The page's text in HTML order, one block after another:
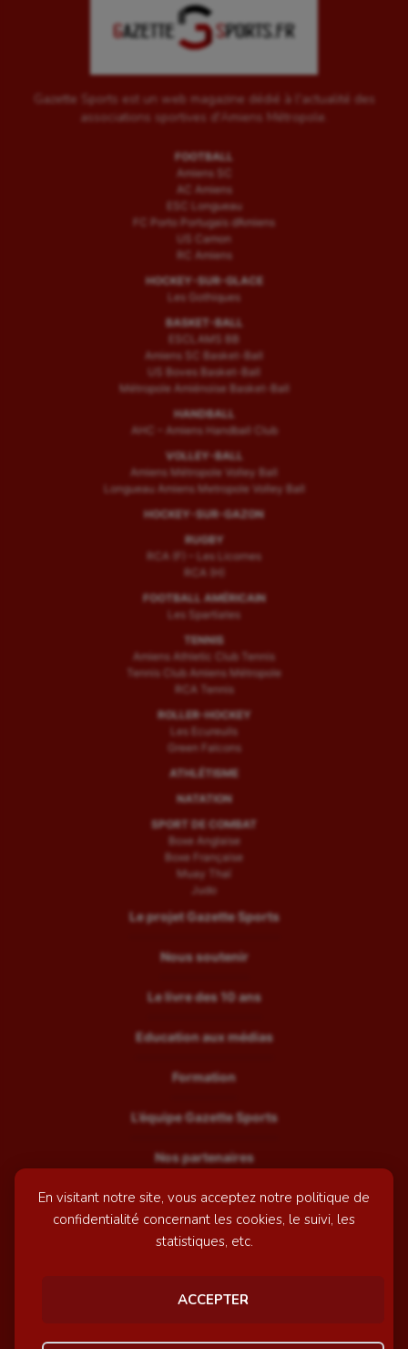
En visitant notre site, vous acceptez notre politique de
confidentialité concernant les cookies, le suivi, les
statistiques, etc.
ACCEPTER
Gazette Sports est un web magazine dédié à l'actualité des
associations sportives d'Amiens Métropole.
FOOTBALL
Amiens SC
AC Amiens
ESC Longueau
FC Porto Portugais d’Amiens
US Camon
RC Amiens
HOCKEY-SUR-GLACE
Les Gothiques
BASKET-BALL
ESCLAMS BB
Amiens SC Basket-Ball
US Boves Basket-Ball
Métropole Amiénoise Basket-Ball
HANDBALL
AHC – Amiens Handball Club
VOLLEY-BALL
Amiens Métropole Volley Ball
Longueau Amiens Metropole Volley Ball
HOCKEY-SUR-GAZON
RUGBY
RCA (F) – Les Licornes
RCA (H)
FOOTBALL AMÉRICAIN
Les Spartiates
TENNIS
Amiens Athletic Club Tennis
Tennis Club Amiens Métropole
RCA Tennis
ROLLER-HOCKEY
Les Ecureuils
Green Falcons
ATHLÉTISME
NATATION
SPORT DE COMBAT
Boxe Anglaise
Boxe Française
Muay Thaï
Judo
Le projet Gazette Sports
Nous soutenir
Le livre des 10 ans
Education aux médias
Formation
L’équipe Gazette Sports
Nos partenaires
Recrutement
Mentions légales